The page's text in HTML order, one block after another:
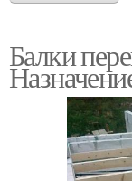
Балки